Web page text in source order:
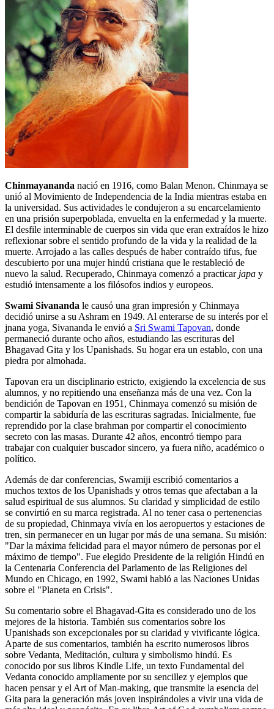
Chinmayananda nació en 1916, como Balan Menon. Chinmaya se
unió al Movimiento de Independencia de la India mientras estaba en
la universidad. Sus actividades le condujeron a su encarcelamiento
en una prisión superpoblada, envuelta en la enfermedad y la muerte.
El desfile interminable de cuerpos sin vida que eran extraídos le hizo
reflexionar sobre el sentido profundo de la vida y la realidad de la
muerte. Arrojado a las calles después de haber contraído tifus, fue
descubierto por una mujer hindú cristiana que le restableció de
nuevo la salud. Recuperado, Chinmaya comenzó a practicar japa y
estudió intensamente a los filósofos indios y europeos.
Swami Sivananda le causó una gran impresión y Chinmaya
decidió unirse a su Ashram en 1949. Al enterarse de su interés por el
jnana yoga, Sivananda le envió a Sri Swami Tapovan, donde
permaneció durante ocho años, estudiando las escrituras del
Bhagavad Gita y los Upanishads. Su hogar era un establo, con una
piedra por almohada.
Tapovan era un disciplinario estricto, exigiendo la excelencia de sus
alumnos, y no repitiendo una enseñanza más de una vez. Con la
bendición de Tapovan en 1951, Chinmaya comenzó su misión de
compartir la sabiduría de las escrituras sagradas. Inicialmente, fue
reprendido por la clase brahman por compartir el conocimiento
secreto con las masas. Durante 42 años, encontró tiempo para
trabajar con cualquier buscador sincero, ya fuera niño, académico o
político.
Además de dar conferencias, Swamiji escribió comentarios a
muchos textos de los Upanishads y otros temas que afectaban a la
salud espiritual de sus alumnos. Su claridad y simplicidad de estilo
se convirtió en su marca registrada. Al no tener casa o pertenencias
de su propiedad, Chinmaya vivía en los aeropuertos y estaciones de
tren, sin permanecer en un lugar por más de una semana. Su misión:
"Dar la máxima felicidad para el mayor número de personas por el
máximo de tiempo". Fue elegido Presidente de la religión Hindú en
la Centenaria Conferencia del Parlamento de las Religiones del
Mundo en Chicago, en 1992, Swami habló a las Naciones Unidas
sobre el "Planeta en Crisis".
Su comentario sobre el Bhagavad-Gita es considerado uno de los
mejores de la historia. También sus comentarios sobre los
Upanishads son excepcionales por su claridad y vivificante lógica.
Aparte de sus comentarios, también ha escrito numerosos libros
sobre Vedanta, Meditación, cultura y simbolismo hindú. Es
conocido por sus libros Kindle Life, un texto Fundamental del
Vedanta conocido ampliamente por su sencillez y ejemplos que
hacen pensar y el Art of Man-making, que transmite la esencia del
Gita para la generación más joven inspirándoles a vivir una vida de